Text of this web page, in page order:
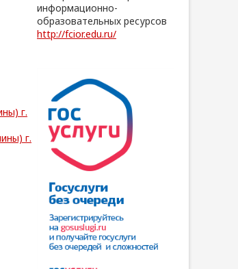
г.
г.
информационно-
образовательных ресурсов
http://fcior.edu.ru/